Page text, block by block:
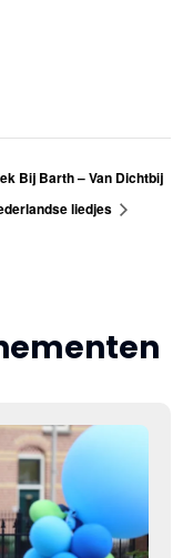
Bij Barth – Van Dichtbij
liedjes